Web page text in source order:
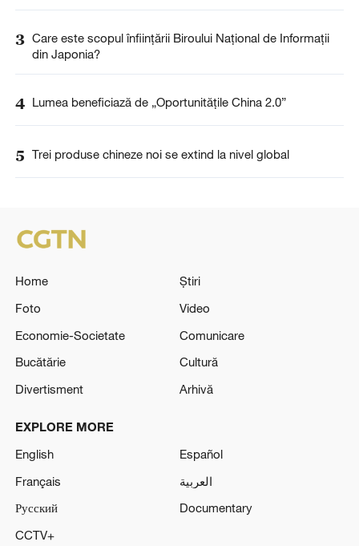
3 Care este scopul înființării Biroului Național de Informații
din Japonia?
4 Lumea beneficiază de „Oportunitățile China 2.0”
5 Trei produse chineze noi se extind la nivel global
Home
Știri
Foto
Video
Economie-Societate
Comunicare
Bucătărie
Cultură
Divertisment
Arhivă
EXPLORE MORE
English
Español
Français
العربية
Русский
Documentary
CCTV+